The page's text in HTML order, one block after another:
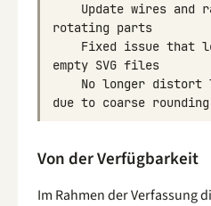
Update wires and
rotating parts
Fixed issue that
empty SVG files
No longer distort
due to coarse rounding
Von der Verfügbarkeit
Im Rahmen der Verfassung